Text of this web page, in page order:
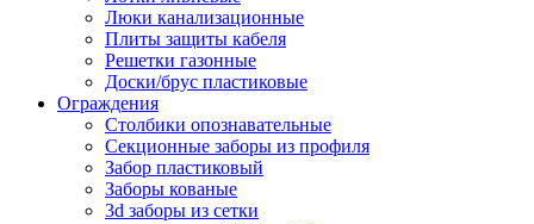
Люки канализационные
Плиты защиты кабеля
Решетки газонные
Доски/брус пластиковые
Ограждения
Столбики опознавательные
Секционные заборы из профиля
Забор пластиковый
Заборы кованые
3d заборы из сетки